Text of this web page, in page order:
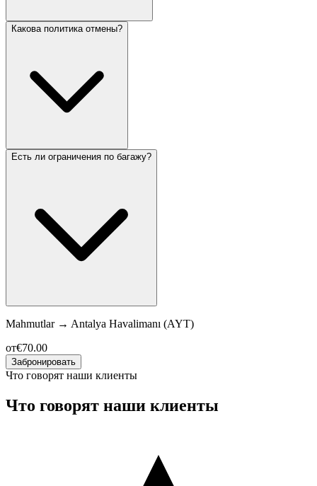
Какова политика отмены?
Есть ли ограничения по багажу?
Mahmutlar→ Antalya Havalimanı (AYT)
от€70.00
Забронировать
Что говорят наши клиенты
Что говорят наши клиенты